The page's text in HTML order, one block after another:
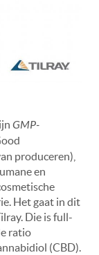
GMP-
produceren),
en
Het gaat in dit
Die is full-
ratio
(CBD).